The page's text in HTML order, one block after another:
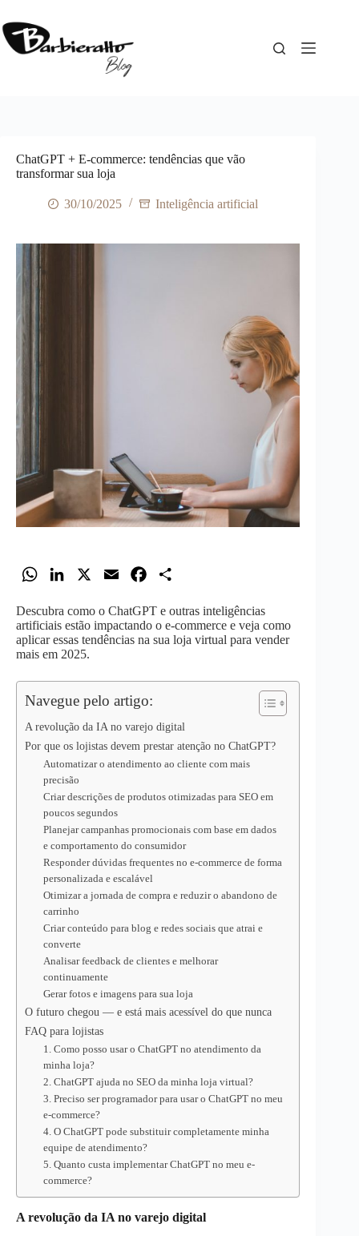
para
o
conteúdo
ChatGPT + E-commerce: tendências que vão
transformar sua loja
30/10/2025 Inteligência artificial
W
a
t
s
A
p
n
k
e
d
I
n
a
i
c
e
o
o
a
r
Descubra como o ChatGPT e outras inteligências
artificiais estão impactando o e-commerce e veja como
aplicar essas tendências na sua loja virtual para vender
mais em 2025.
Navegue pelo artigo:
A revolução da IA no varejo digital
Por que os lojistas devem prestar atenção no ChatGPT?
Automatizar o atendimento ao cliente com mais
precisão
Criar descrições de produtos otimizadas para SEO em
poucos segundos
Planejar campanhas promocionais com base em dados
e comportamento do consumidor
Responder dúvidas frequentes no e-commerce de forma
personalizada e escalável
Otimizar a jornada de compra e reduzir o abandono de
carrinho
Criar conteúdo para blog e redes sociais que atrai e
converte
Analisar feedback de clientes e melhorar
continuamente
Gerar fotos e imagens para sua loja
O futuro chegou — e está mais acessível do que nunca
FAQ para lojistas
1. Como posso usar o ChatGPT no atendimento da
minha loja?
2. ChatGPT ajuda no SEO da minha loja virtual?
3. Preciso ser programador para usar o ChatGPT no meu
e-commerce?
4. O ChatGPT pode substituir completamente minha
equipe de atendimento?
5. Quanto custa implementar ChatGPT no meu e-
commerce?
A revolução da IA no varejo digital